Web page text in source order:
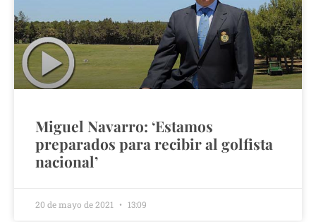
Miguel Navarro: ‘Estamos
preparados para recibir al golfista
nacional’
20 de mayo de 2021 13:09